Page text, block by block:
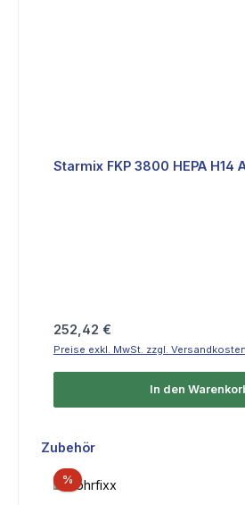
Starmix FKP 3800 HEPA H14
Regulärer Preis:
252,42 €
Preise exkl. MwSt. zzgl. Versandkosten
In den
Produktgalerie überspringen
Zubehör
%Rabatt